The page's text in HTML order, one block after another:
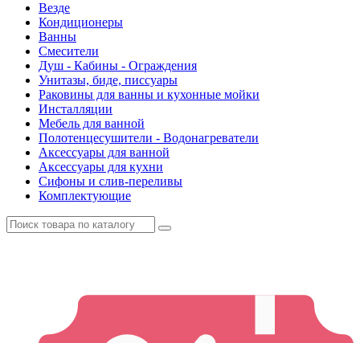
Везде
Кондиционеры
Ванны
Смесители
Душ - Кабины - Ограждения
Унитазы, биде, писсуары
Раковины для ванны и кухонные мойки
Инсталляции
Мебель для ванной
Полотенцесушители - Водонагреватели
Аксессуары для ванной
Аксессуары для кухни
Сифоны и слив-переливы
Комплектующие